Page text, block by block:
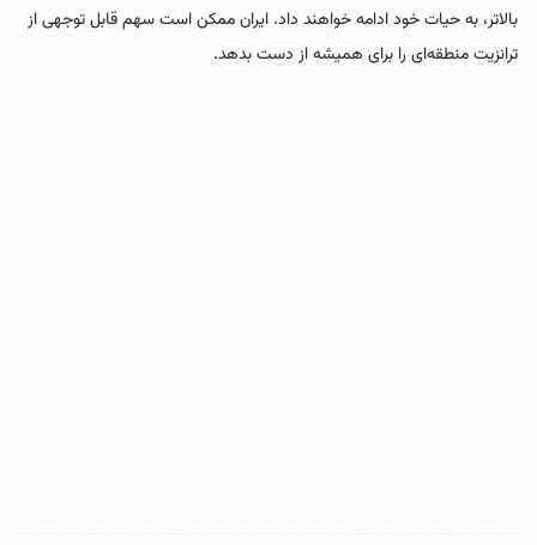
بالاتر، به حیات خود ادامه خواهند داد. ایران ممکن است سهم قابل توجهی از
ترانزیت منطقه‌ای را برای همیشه از دست بدهد.